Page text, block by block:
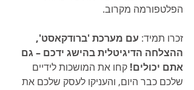
הפלטפורמה מקרוב.
זכרו תמיד: עם מערכת 'ברודקאסט',
ההצלחה הדיגיטלית בהישג ידכם – גם
אתם יכולים! קחו את המושכות לידיים
שלכם כבר היום, והעניקו לעסק שלכם את